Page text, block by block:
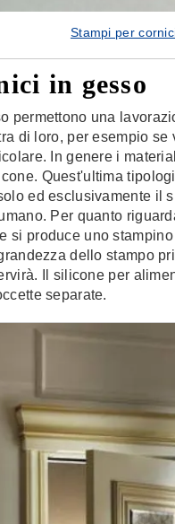
Stampi per
in gesso
permettono una
di loro, per esempio
In genere i
Quest'ultima
ed esclusivamente il
Per quanto
si produce uno
dello stampo
Il silicone per
separate.